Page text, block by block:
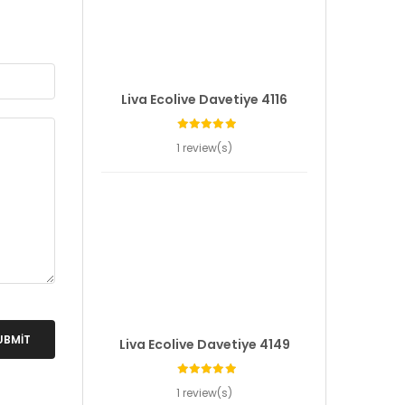
Liva Ecolive Davetiye 4116
1 review(s)
Liva Ecolive Davetiye 4149
1 review(s)